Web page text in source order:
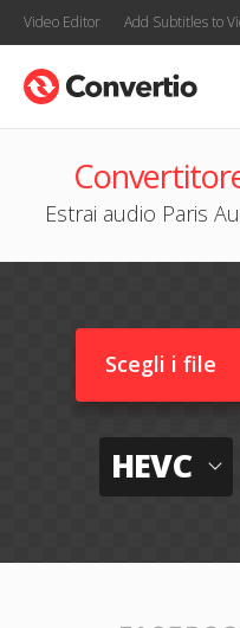
Video Editor Add Subtitles to
Estrai audio Paris
Scegli i file
HEVC